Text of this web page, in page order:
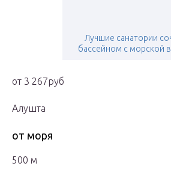
Лучшие санатории
бассейном с морской
от 3 267руб
Алушта
от моря
500 м